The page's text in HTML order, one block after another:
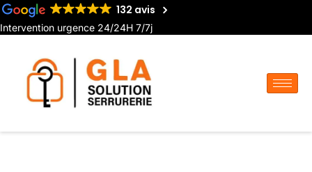
132 avis
Intervention urgence 24/24H 7/7j